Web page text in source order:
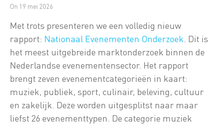
On 19 mei 2026
Met trots presenteren we een volledig nieuw
rapport: Nationaal Evenementen Onderzoek . Dit is
het meest uitgebreide marktonderzoek binnen de
Nederlandse evenementensector. Het rapport
brengt zeven evenementcategorieën in kaart:
muziek, publiek, sport, culinair, beleving, cultuur
en zakelijk. Deze worden uitgesplitst naar maar
liefst 26 evenementtypen. De categorie muziek